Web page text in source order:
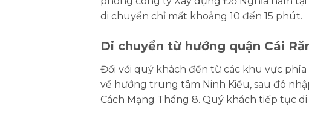
di chuyển chỉ mất khoảng 10 đến 15 phút.
Di chuyển từ hướng quận Cái
Đối với quý khách đến từ các khu vực
về hướng trung tâm Ninh Kiều, sau đó
Cách Mạng Tháng 8. Quý khách tiếp tục